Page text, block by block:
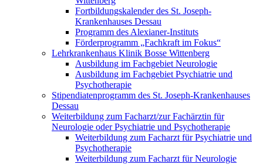
Fortbildungskalender des St. Joseph-
Krankenhauses Dessau
Programm des Alexianer-Instituts
Förderprogramm „Fachkraft im Fokus“
Lehrkrankenhaus Klinik Bosse Wittenberg
Ausbildung im Fachgebiet Neurologie
Ausbildung im Fachgebiet Psychiatrie und
Psychotherapie
Stipendiatenprogramm des St. Joseph-Krankenhauses
Dessau
Weiterbildung zum Facharzt/zur Fachärztin für
Neurologie oder Psychiatrie und Psychotherapie
Weiterbildung zum Facharzt für Psychiatrie und
Psychotherapie
Weiterbildung zum Facharzt für Neurologie